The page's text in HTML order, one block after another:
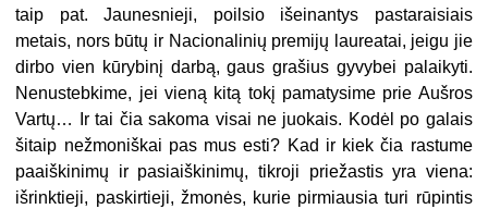
taip pat. Jaunesnieji, poilsio išeinantys pastaraisiais
metais, nors būtų ir Nacionalinių premijų laureatai, jeigu jie
dirbo vien kūrybinį darbą, gaus grašius gyvybei palaikyti.
Nenustebkime, jei vieną kitą tokį pamatysime prie Aušros
Vartų… Ir tai čia sakoma visai ne juokais. Kodėl po galais
šitaip nežmoniškai pas mus esti? Kad ir kiek čia rastume
paaiškinimų ir pasiaiškinimų, tikroji priežastis yra viena:
išrinktieji, paskirtieji, žmonės, kurie pirmiausia turi rūpintis